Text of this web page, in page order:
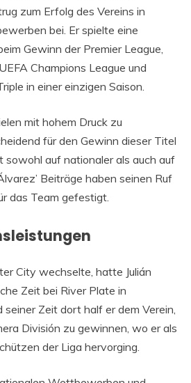
zum Erfolg des Vereins in
bei. Er spielte eine
Gewinn der Premier League,
Champions League und
in einer einzigen Saison.
mit hohem Druck zu
für den Gewinn dieser Titel
sowohl auf nationaler als auch auf
Beiträge haben seinen Ruf
das Team gefestigt.
City wechselte, hatte Julián
Zeit bei River Plate in
Zeit dort half er dem Verein,
División zu gewinnen, wo er als
der Liga hervorging.